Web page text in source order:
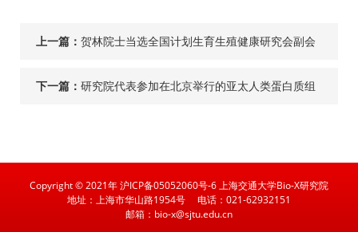
上一篇： 贺林院士当选全国计划生育生殖健康研究会副会
长
下一篇： 研究院代表参加在北京举行的亚太人类蛋白质组
Copyright © 2021年 沪ICP备05052060号-6 上海交通大学Bio-X研究院
地址：上海市华山路1954号
电话：021-62932151
邮箱：bio-x@sjtu.edu.cn